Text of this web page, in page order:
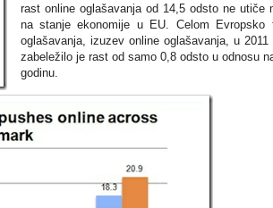
rast online oglašavanja od 14,5 odsto ne utiče
na stanje ekonomije u EU. Celom Evropsko
oglašavanja, izuzev online oglašavanja, u 2011
zabeležilo je rast od samo 0,8 odsto u odnosu
godinu.